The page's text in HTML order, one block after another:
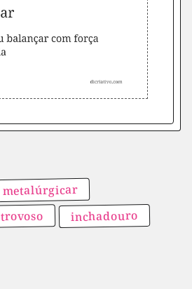
metalúrgicar
trovoso inchadouro